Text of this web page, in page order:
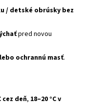
/ detské obrúsky bez
pred novou
ochrannú masť.
cez deň, 18–20 °C v